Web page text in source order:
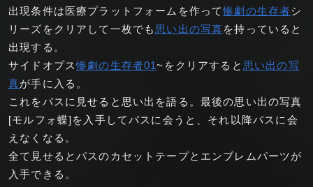
出現条件は医療プラットフォームを作って惨劇の生存者シ
リーズをクリアして一枚でも 思い出の写真を持っていると
出現する。
サイドオプス惨劇の生存者01~をクリアすると 思い出の写
真が手に入る。
これをパスに見せると思い出を語る。最後の思い出の写真
[モルフォ蝶]を入手してパスに会うと、それ以降パスに会
えなくなる。
全て見せるとパスのカセットテープとエンブレムパーツが
入手できる。